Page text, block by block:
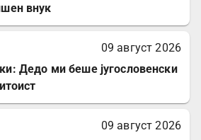
внук
09 август 2026
Дедо ми беше југословенски
09 август 2026